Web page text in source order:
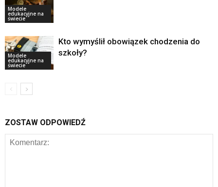
Modele
edukacyjne na
świecie
Modele
edukacyjne na
świecie
Kto wymyślił obowiązek chodzenia do
szkoły?
ZOSTAW ODPOWIEDŹ